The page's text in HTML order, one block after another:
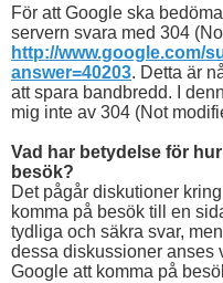
För att Google ska
servern svara med 304
http://www.google.com/
answer=40203. Detta är
att spara bandbredd. I
mig inte av 304 (Not
Vad har betydelse för
besök?
Det pågår diskutioner
komma på besök till en
tydliga och säkra svar,
dessa diskussioner anses
Google att komma på